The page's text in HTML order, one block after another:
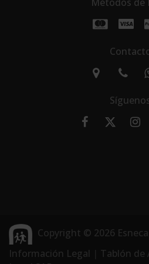
Copyright © 2026
Información Legal
Tablón de